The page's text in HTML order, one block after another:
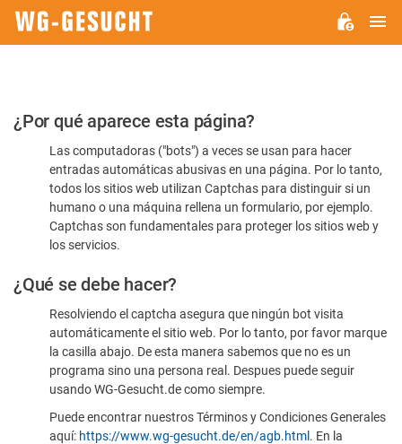
Por
favor,
confirme
humano
¿Por qué aparece esta página?
Las computadoras ("bots") a veces se usan para hacer
entradas automáticas abusivas en una página. Por lo tanto,
todos los sitios web utilizan Captchas para distinguir si un
humano o una máquina rellena un formulario, por ejemplo.
Captchas son fundamentales para proteger los sitios web y
los servicios.
¿Qué se debe hacer?
Resolviendo el captcha asegura que ningún bot visita
automáticamente el sitio web. Por lo tanto, por favor marque
la casilla abajo. De esta manera sabemos que no es un
programa sino una persona real. Despues puede seguir
usando WG-Gesucht.de como siempre.
Puede encontrar nuestros Términos y Condiciones Generales
aquí: https://www.wg-gesucht.de/en/agb.html . En la